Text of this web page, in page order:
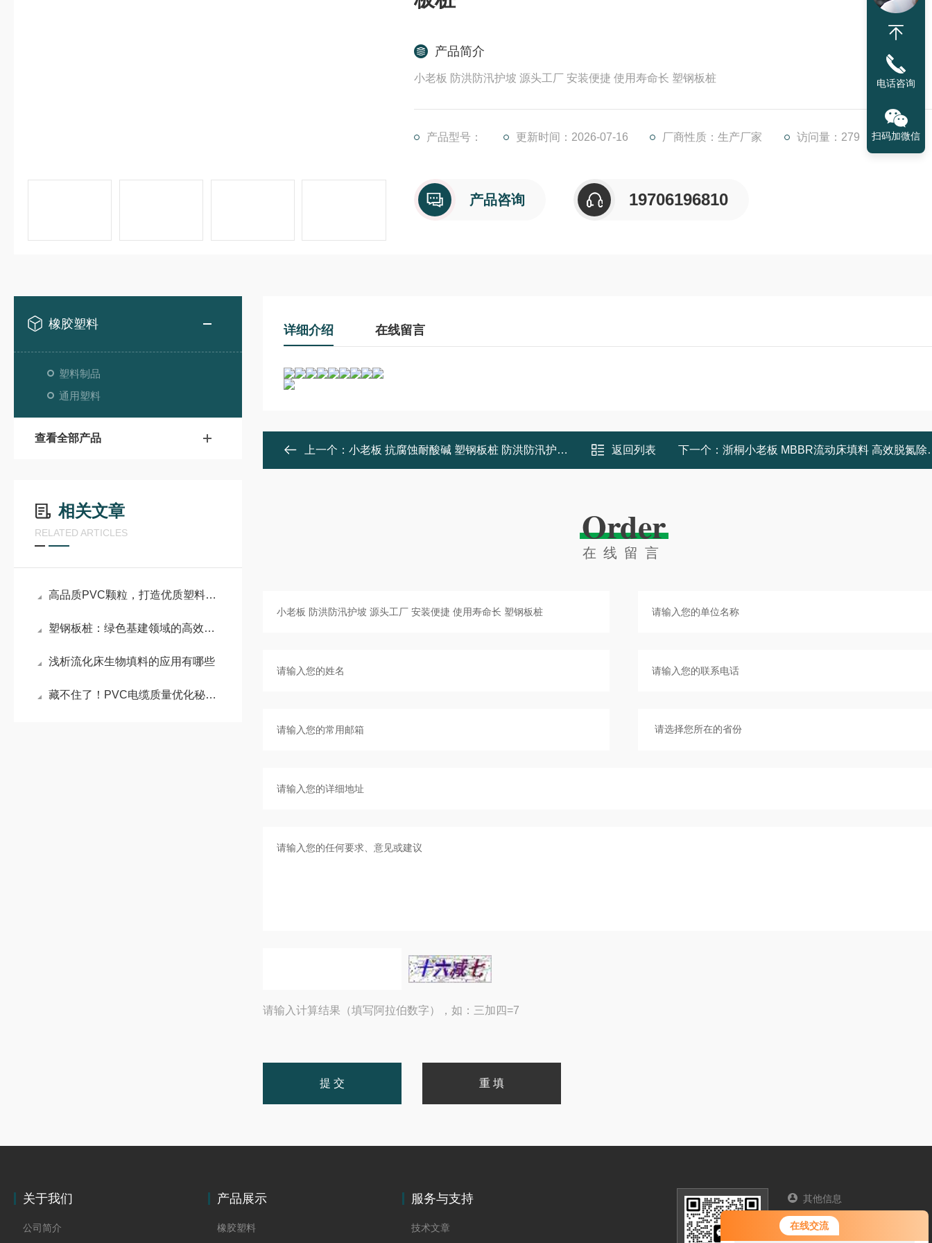
在线交流
您好！欢迎前来咨询，很高兴为您
服务，请问您要咨询什么问题呢？
产品简介
小老板 防洪防汛护坡 源头工厂 安装便捷 使用寿命长 塑钢板桩
产品型号： 更新时间：2026-07-16 厂商性质：生产厂家 访问量：279
产品咨询 19706196810
橡胶塑料
塑料制品
通用塑料
查看全部产品
相关文章
RELATED ARTICLES
高品质PVC颗粒，打造优质塑料制品的核心基石
塑钢板桩：绿色基建领域的高效防护新材料
浅析流化床生物填料的应用有哪些
藏不住了！PVC电缆质量优化秘籍，同行都在抄作业
详细介绍 在线留言
上一个： 小老板 抗腐蚀耐酸碱 塑钢板桩 防洪防汛护坡 结构稳定 承载力强 返回列表 下一个： 浙桐小老板 MBBR流动床填料 高效脱氮除磷 挂膜快 厂家定制
Order
在线留言
请输入计算结果（填写阿拉伯数字），如：三加四=7
关于我们
公司简介
产品展示
橡胶塑料
服务与支持
技术文章
其他信息
联系人：赵欢
电话咨询
扫码加微信